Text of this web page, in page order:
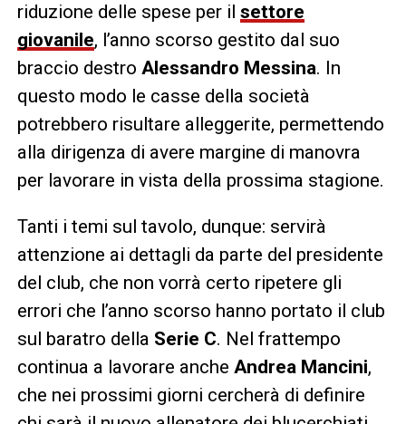
riduzione delle spese per il settore
giovanile, l’anno scorso gestito dal suo
braccio destro Alessandro Messina. In
questo modo le casse della società
potrebbero risultare alleggerite, permettendo
alla dirigenza di avere margine di manovra
per lavorare in vista della prossima stagione.
Tanti i temi sul tavolo, dunque: servirà
attenzione ai dettagli da parte del presidente
del club, che non vorrà certo ripetere gli
errori che l’anno scorso hanno portato il club
sul baratro della Serie C. Nel frattempo
continua a lavorare anche Andrea Mancini,
che nei prossimi giorni cercherà di definire